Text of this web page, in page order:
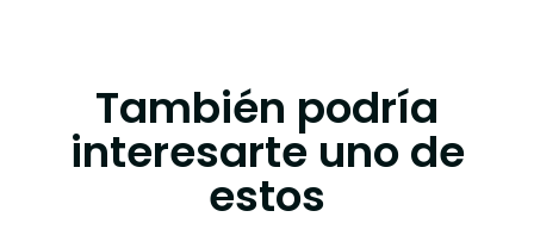
También podría
interesarte uno de
estos